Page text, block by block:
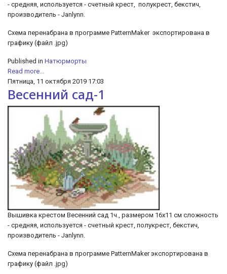
- средняя, используется - счетный крест, полукрест, бекстич,
производитель - Janlynn.
Схема перенабрана в программе PatternMaker экспортирована в
графику (файл .jpg)
Published in Натюрморты
Read more...
Пятница, 11 октября 2019 17:03
Весенний сад-1
Вышивка крестом Весенний сад 1ч., размером 16х11 см сложность
- средняя, используется - счетный крест, полукрест, бекстич,
производитель - Janlynn.
Схема перенабрана в программе PatternMaker экспортирована в
графику (файл .jpg)